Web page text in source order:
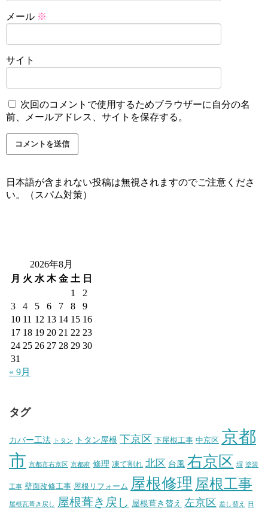
メール ※
サイト
次回のコメントで使用するためブラウザーに自分の名
前、メールアドレス、サイトを保存する。
日本語が含まれない投稿は無視されますのでご注意くださ
い。（スパム対策）
2026年8月
月 火 水 木 金 土 日
1
2
3
4 5 6 7 8
9
10 11 12 13 14 15 16
17 18 19 20 21 22 23
24 25 26 27 28 29 30
31
« 9月
タグ
カバー工法 トタン トタン屋根 下京区 下屋根工事 中京区 京都
市 京都市右京区 京都府 修理 凍て割れ 北区 台風 右京区 塀 塗装
工事 壁面改修工事 屋根リフォーム 屋根修理 屋根工事
屋根瓦葺き戻し 屋根葺き戻し 屋根葺き替え 左京区 差し替え 日